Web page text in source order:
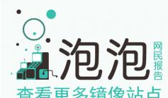
pao-pao-banner-mirror-site-